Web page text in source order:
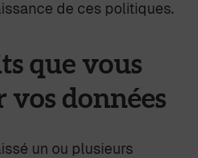
de ces politiques.
que vous
vos données
un ou plusieurs